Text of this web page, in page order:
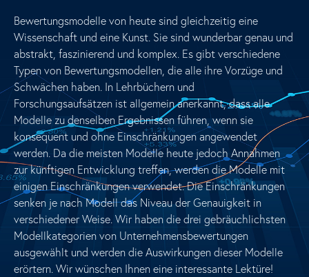
Bewertungsmodelle von heute sind gleichzeitig eine
Wissenschaft und eine Kunst. Sie sind wunderbar genau und
abstrakt, faszinierend und komplex. Es gibt verschiedene
Typen von Bewertungsmodellen, die alle ihre Vorzüge und
Schwächen haben. In Lehrbüchern und
Forschungsaufsätzen ist allgemein anerkannt, dass alle
Modelle zu denselben Ergebnissen führen, wenn sie
konsequent und ohne Einschränkungen angewendet
werden. Da die meisten Modelle heute jedoch Annahmen
zur künftigen Entwicklung treffen, werden die Modelle mit
einigen Einschränkungen verwendet. Die Einschränkungen
senken je nach Modell das Niveau der Genauigkeit in
verschiedener Weise. Wir haben die drei gebräuchlichsten
Modellkategorien von Unternehmensbewertungen
ausgewählt und werden die Auswirkungen dieser Modelle
erörtern. Wir wünschen Ihnen eine interessante Lektüre!